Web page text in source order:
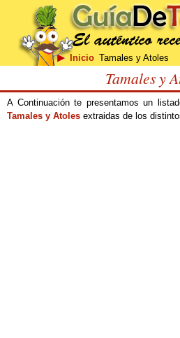
Inicio Tamales y Atoles
Tamales y
A Continuación te presentamos un
Tamales y Atoles extraidas de los